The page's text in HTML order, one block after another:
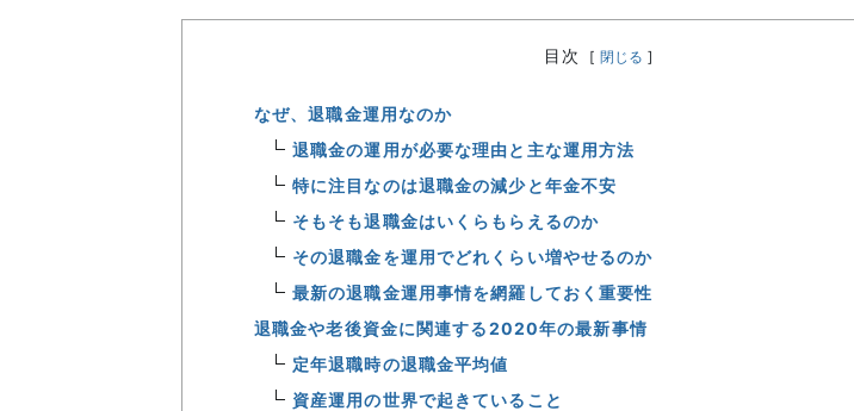
目次 [ 閉じる ]
なぜ、退職金運用なのか
退職金の運用が必要な理由と主な運用方法
特に注目なのは退職金の減少と年金不安
そもそも退職金はいくらもらえるのか
その退職金を運用でどれくらい増やせるのか
最新の退職金運用事情を網羅しておく重要性
退職金や老後資金に関連する2020年の最新事情
定年退職時の退職金平均値
資産運用の世界で起きていること